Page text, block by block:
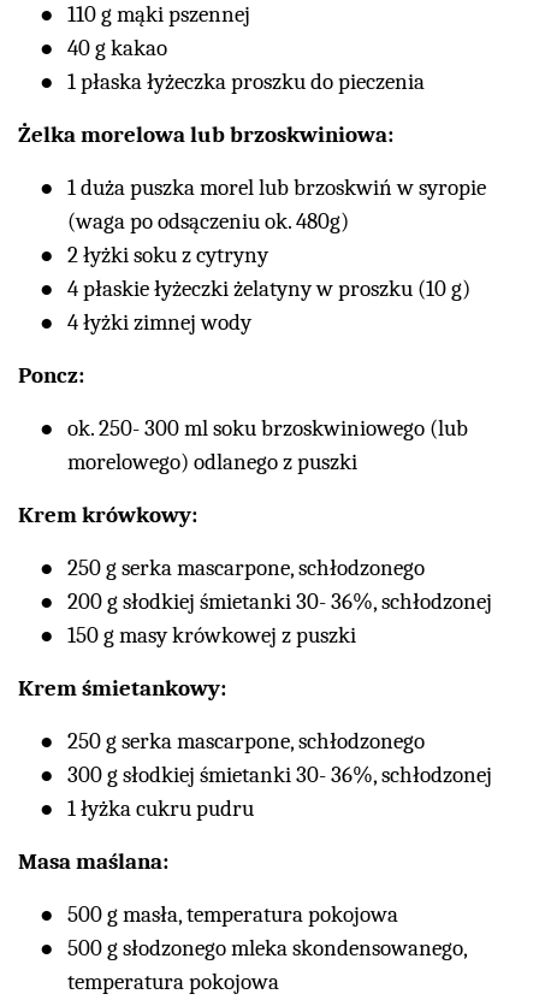
110 g mąki pszennej
40 g kakao
1 płaska łyżeczka proszku do pieczenia
Żelka morelowa lub brzoskwiniowa:
1 duża puszka morel lub brzoskwiń w syropie
(waga po odsączeniu ok. 480g)
2 łyżki soku z cytryny
4 płaskie łyżeczki żelatyny w proszku (10 g)
4 łyżki zimnej wody
Poncz:
ok. 250- 300 ml soku brzoskwiniowego (lub
morelowego) odlanego z puszki
Krem krówkowy:
250 g serka mascarpone, schłodzonego
200 g słodkiej śmietanki 30- 36%, schłodzonej
150 g masy krówkowej z puszki
Krem śmietankowy:
250 g serka mascarpone, schłodzonego
300 g słodkiej śmietanki 30- 36%, schłodzonej
1 łyżka cukru pudru
Masa maślana:
500 g masła, temperatura pokojowa
500 g słodzonego mleka skondensowanego,
temperatura pokojowa